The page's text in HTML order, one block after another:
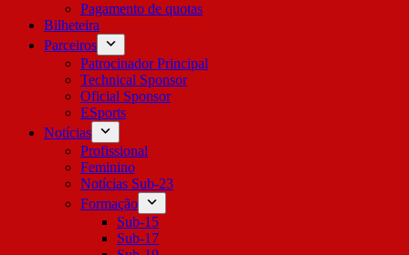
Pagamento de quotas
Bilheteira
Parceiros
Patrocinador Principal
Technical Sponsor
Oficial Sponsor
ESports
Notícias
Profissional
Feminino
Notícias Sub-23
Formação
Sub-15
Sub-17